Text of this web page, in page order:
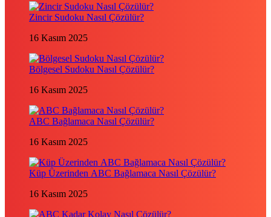
Zincir Sudoku Nasıl Çözülür?
16 Kasım 2025
Bölgesel Sudoku Nasıl Çözülür?
16 Kasım 2025
ABC Bağlamaca Nasıl Çözülür?
16 Kasım 2025
Küp Üzerinden ABC Bağlamaca Nasıl Çözülür?
16 Kasım 2025